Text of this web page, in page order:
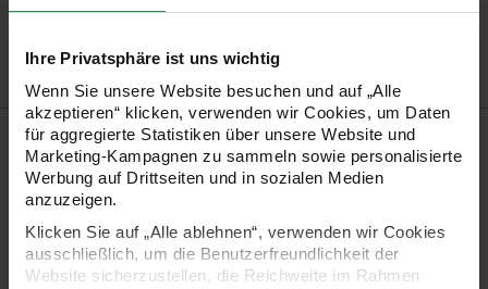
Ihre Privatsphäre ist uns wichtig
Wenn Sie unsere Website besuchen und auf „Alle
akzeptieren“ klicken, verwenden wir Cookies, um Daten
für aggregierte Statistiken über unsere Website und
Marketing-Kampagnen zu sammeln sowie personalisierte
Werbung auf Drittseiten und in sozialen Medien
anzuzeigen.
Klicken Sie auf „Alle ablehnen“, verwenden wir Cookies
ausschließlich, um die Benutzerfreundlichkeit der
Website sicherzustellen, die Reichweite im Rahmen
ab 34,99 €
Produktinformation
Schwierigkeitsgrad Anfänger
Nadelstärke in mm
Pflegehinweise
Mehr Informationen zu Pflegehinweisen